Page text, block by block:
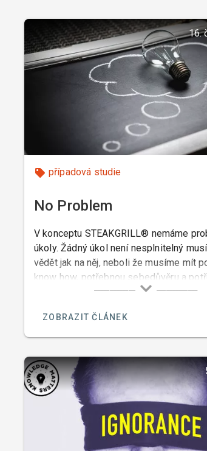
16.
případová studie
No Problem
V konceptu STEAKGRILL® nemáme
úkoly. Žádný úkol není nesplnitelný
vědět jak na něj, neboli že musíme mít
know how, potřebnou sebedůvěru a
Nemohu o sobě říci, že bych neměl
vlastně nebyly.
ZOBRAZIT ČLÁNEK